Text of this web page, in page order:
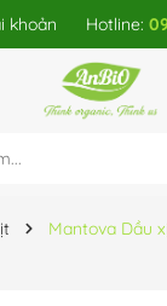
khoản Hotline:
Mantova Dầu